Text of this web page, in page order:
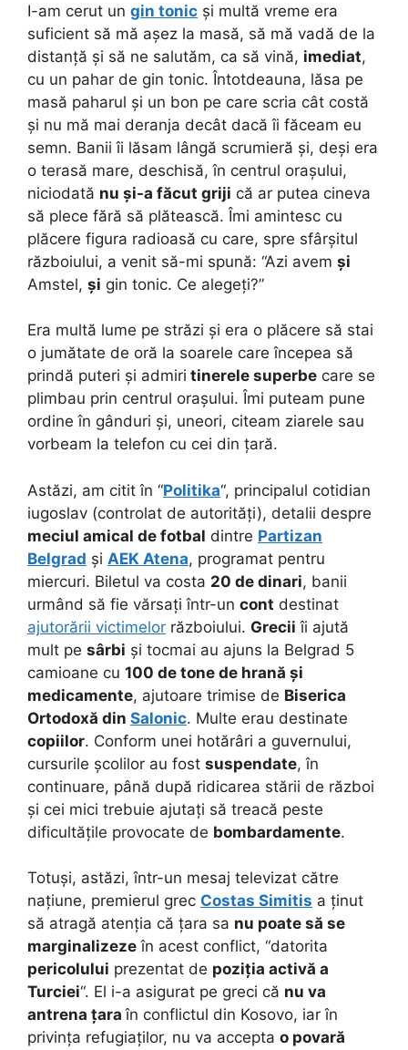
I-am cerut un gin tonic și multă vreme era
suficient să mă așez la masă, să mă vadă de la
distanță și să ne salutăm, ca să vină, imediat,
cu un pahar de gin tonic. Întotdeauna, lăsa pe
masă paharul și un bon pe care scria cât costă
și nu mă mai deranja decât dacă îi făceam eu
semn. Banii îi lăsam lângă scrumieră și, deși era
o terasă mare, deschisă, în centrul orașului,
niciodată nu și-a făcut griji că ar putea cineva
să plece fără să plătească. Îmi amintesc cu
plăcere figura radioasă cu care, spre sfârșitul
războiului, a venit să-mi spună: “Azi avem și
Amstel, și gin tonic. Ce alegeți?”
Era multă lume pe străzi și era o plăcere să stai
o jumătate de oră la soarele care începea să
prindă puteri și admiri tinerele superbe care se
plimbau prin centrul orașului. Îmi puteam pune
ordine în gânduri și, uneori, citeam ziarele sau
vorbeam la telefon cu cei din țară.
Astăzi, am citit în “Politika“, principalul cotidian
iugoslav (controlat de autorități), detalii despre
meciul amical de fotbal dintre Partizan
Belgrad și AEK Atena, programat pentru
miercuri. Biletul va costa 20 de dinari, banii
urmând să fie vărsați într-un cont destinat
ajutorării victimelor războiului. Grecii îi ajută
mult pe sârbi și tocmai au ajuns la Belgrad 5
camioane cu 100 de tone de hrană și
medicamente, ajutoare trimise de Biserica
Ortodoxă din Salonic. Multe erau destinate
copiilor. Conform unei hotărâri a guvernului,
cursurile școlilor au fost suspendate, în
continuare, până după ridicarea stării de război
și cei mici trebuie ajutați să treacă peste
dificultățile provocate de bombardamente.
Totuși, astăzi, într-un mesaj televizat către
națiune, premierul grec Costas Simitis a ținut
să atragă atenția că țara sa nu poate să se
marginalizeze în acest conflict, “datorita
pericolului prezentat de poziția activă a
Turciei“. El i-a asigurat pe greci că nu va
antrena țaraîn conflictul din Kosovo, iar în
privința refugiaților, nu va accepta o povară